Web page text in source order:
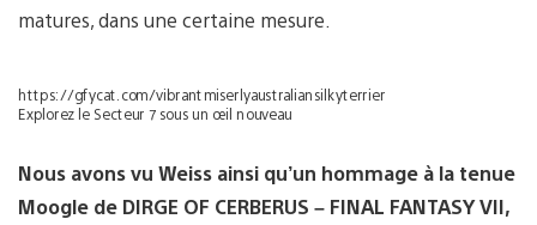
matures, dans une certaine mesure.
https://gfycat.com/vibrantmiserlyaustraliansilkyterrier
Explorez le Secteur 7 sous un œil nouveau
Nous avons vu Weiss ainsi qu’un hommage à la tenue
Moogle de DIRGE OF CERBERUS – FINAL FANTASY VII,